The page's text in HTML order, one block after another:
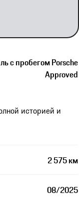
с пробегом Porsche
Approved
историей и
2 575 км
08/2025